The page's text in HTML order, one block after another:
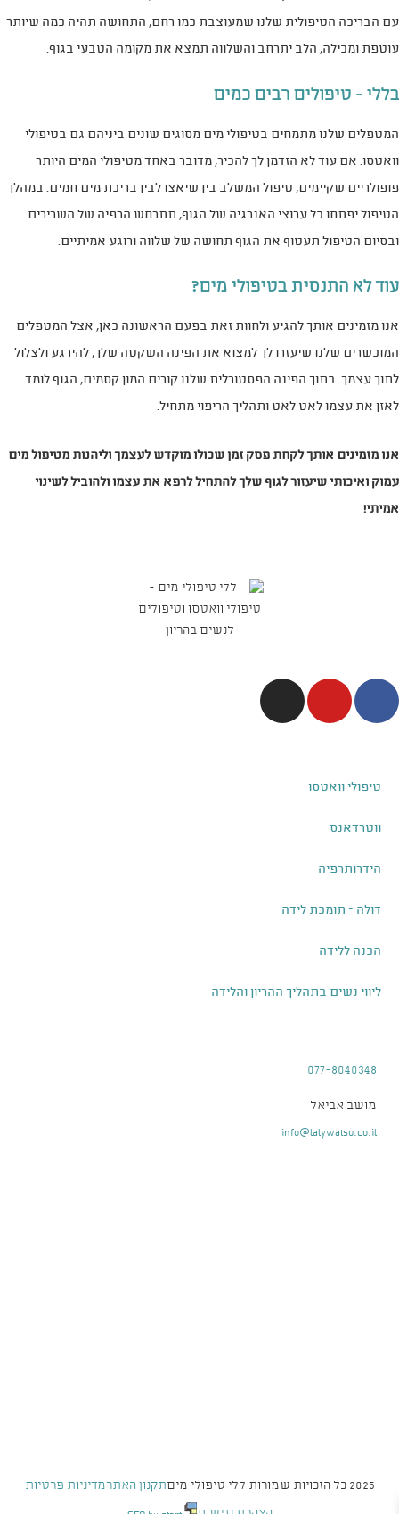
עם הבריכה הטיפולית שלנו שמעוצבת כמו רחם, התחושה תהיה כמה שיותר
עוטפת ומכילה, הלב יתרחב והשלווה תמצא את מקומה הטבעי בגוף.
בללי – טיפולים רבים כמים
המטפלים שלנו מתמחים בטיפולי מים מסוגים שונים ביניהם גם בטיפולי
וואטסו. אם עוד לא הזדמן לך להכיר, מדובר באחד מטיפולי המים היותר
פופולריים שקיימים, טיפול המשלב בין שיאצו לבין בריכת מים חמים. במהלך
הטיפול יפתחו כל ערוצי האנרגיה של הגוף, תתרחש הרפיה של השרירים
ובסיום הטיפול תעטוף את הגוף תחושה של שלווה ורוגע אמיתיים.
עוד לא התנסית בטיפולי מים?
אנו מזמינים אותך להגיע ולחוות זאת בפעם הראשונה כאן, אצל המטפלים
המוכשרים שלנו שיעזרו לך למצוא את הפינה השקטה שלך, להירגע ולצלול
לתוך עצמך. בתוך הפינה הפסטורלית שלנו קורים המון קסמים, הגוף לומד
לאזן את עצמו לאט לאט ותהליך הריפוי מתחיל.
אנו מזמינים אותך לקחת פסק זמן שכולו מוקדש לעצמך וליהנות מטיפול מים
עמוק ואיכותי שיעזור לגוף שלך להתחיל לרפא את עצמו ולהוביל לשינוי
אמיתי!
טיפולי וואטסו
ווטרדאנס
הידרותרפיה
דולה – תומכת לידה
הכנה ללידה
ליווי נשים בתהליך ההריון והלידה
077-8040348
מושב אביאל
info@lalywatsu.co.il
2025 כל הזכויות שמורות ללי טיפולי מים תקנון האתרמדיניות פרטיות